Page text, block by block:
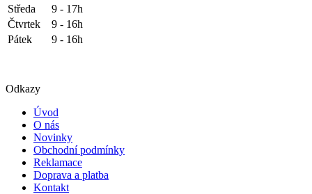
Středa
9 - 17h
Čtvrtek
9 - 16h
Pátek
9 - 16h
Odkazy
Úvod
O nás
Novinky
Obchodní podmínky
Reklamace
Doprava a platba
Kontakt